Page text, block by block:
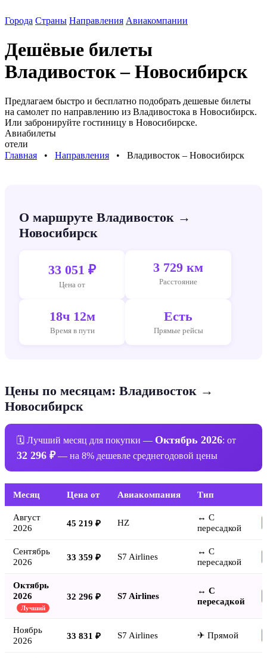
Города Страны Направления Авиакомпании
Дешёвые билеты
Владивосток – Новосибирск
Предлагаем быстро и бесплатно подобрать дешевые билеты
на самолет по направлению из Владивостока в Новосибирск.
Или забронируйте гостиницу в Новосибирске.
Авиабилеты
отели
Главная ⠀•⠀ Направления ⠀•⠀ Владивосток – Новосибирск
О маршруте Владивосток →
Новосибирск
33 051 ₽
Цена от
3 729 км
Расстояние
18ч 12м
Время в пути
Есть
Прямые рейсы
Цены по месяцам: Владивосток →
Новосибирск
🗓 Лучший месяц для покупки — Октябрь 2026: от
32 296 ₽— на 8% дешевле среднегодовой цены
Месяц Цена от Авиакомпания Тип
Август
2026
45 219 ₽ HZ
↔ С
пересадкой
Сентябрь
2026
33 359 ₽ S7 Airlines
↔ С
пересадкой
Октябрь
2026
Лучший
32 296 ₽ S7 Airlines
↔ С
пересадкой
Ноябрь
2026
33 831 ₽ S7 Airlines ✈ Прямой